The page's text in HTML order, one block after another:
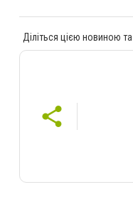
Діліться цією новиною